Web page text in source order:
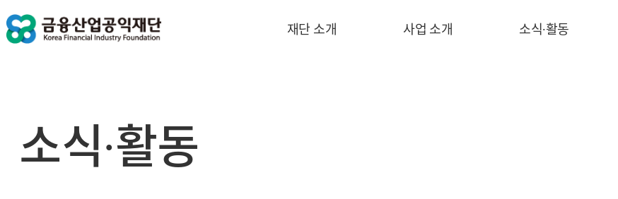
재단 소개 사업 소개 소식∙활동
소식∙활동